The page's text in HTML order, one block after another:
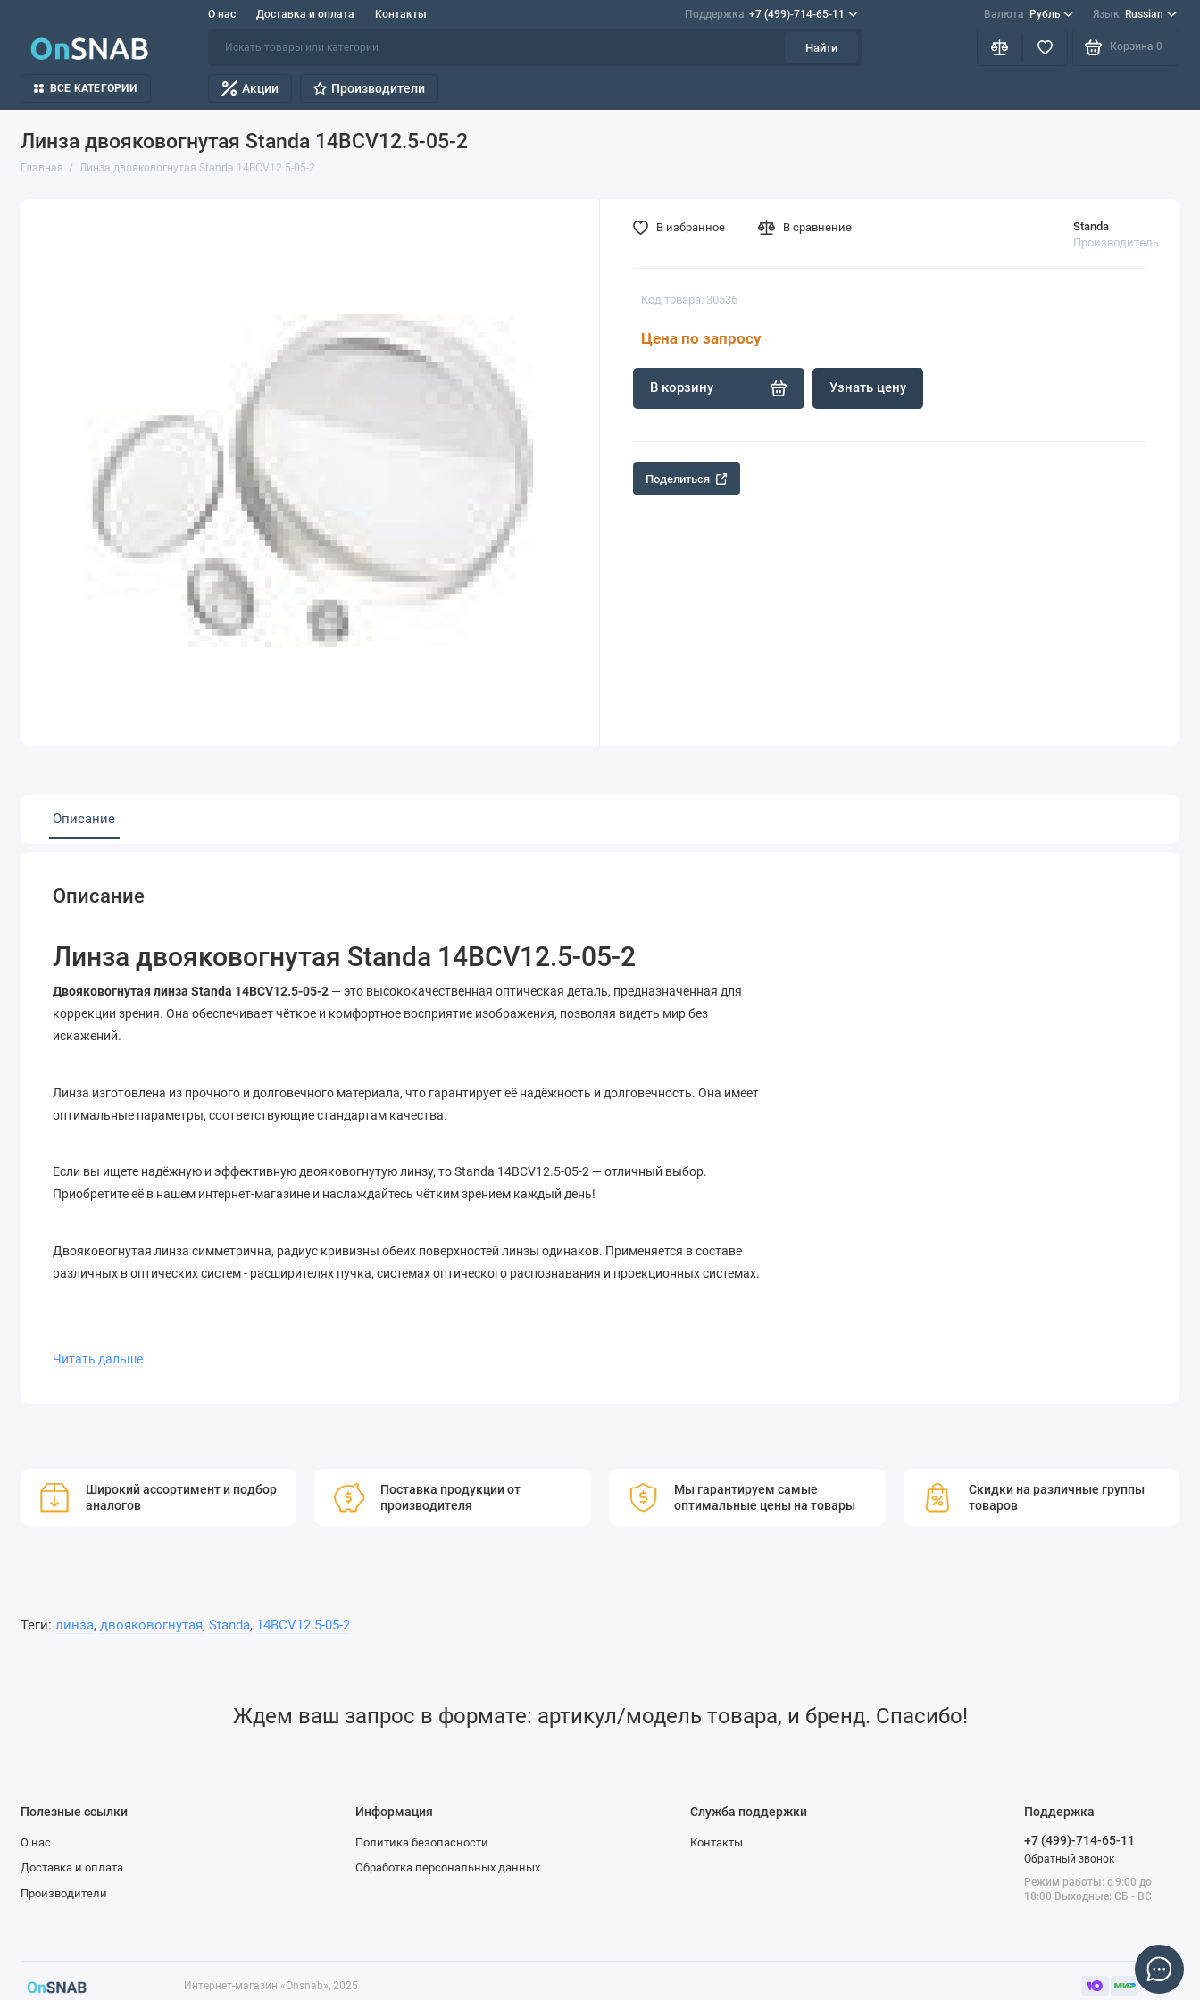
О нас Доставка и оплата Контакты Поддержка +7 (499)-714-65-11 Валюта Рубль Язык Russian
Найти Корзина 0
ВСЕ КАТЕГОРИИ Акции Производители
Линза двояковогнутая Standa 14BCV12.5-05-2
Главная Линза двояковогнутая Standa 14BCV12.5-05-2
Код товара: 30536
Цена по запросу
Standa
Производитель
В корзину Узнать цену
В избранное В сравнение
Поделиться
Описание
Описание
Линза двояковогнутая Standa 14BCV12.5-05-2
Двояковогнутая линза Standa 14BCV12.5-05-2 — это высококачественная оптическая деталь, предназначенная для
коррекции зрения. Она обеспечивает чёткое и комфортное восприятие изображения, позволяя видеть мир без
искажений.
Линза изготовлена из прочного и долговечного материала, что гарантирует её надёжность и долговечность. Она имеет
оптимальные параметры, соответствующие стандартам качества.
Если вы ищете надёжную и эффективную двояковогнутую линзу, то Standa 14BCV12.5-05-2 — отличный выбор.
Приобретите её в нашем интернет-магазине и наслаждайтесь чётким зрением каждый день!
Двояковогнутая линза симметрична, радиус кривизны обеих поверхностей линзы одинаков. Применяется в составе
различных в оптических систем - расширителях пучка, системах оптического распознавания и проекционных системах.
Возможно нанесение различных диэлектрических покрытий
Читать дальше
Широкий ассортимент и подбор
аналогов
Поставка продукции от
производителя
Мы гарантируем самые
оптимальные цены на товары
Скидки на различные группы
товаров
Теги: линза, двояковогнутая, Standa, 14BCV12.5-05-2
Ждем ваш запрос в формате: артикул/модель товара, и бренд. Спасибо!
Полезные ссылки
О нас
Доставка и оплата
Производители
Информация
Политика безопасности
Обработка персональных данных
Служба поддержки
Контакты
Поддержка
+7 (499)-714-65-11
Обратный звонок
Режим работы: с 9:00 до
18:00 Выходные: СБ - ВС
Интернет-магазин «Onsnab», 2025